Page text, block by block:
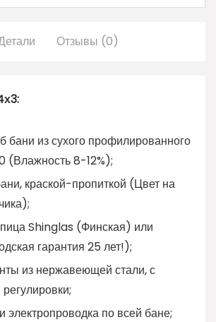
Отзывы (0)
бани из сухого профилированного
(Влажность 8-12%);
краской-пропиткой (Цвет на
Shinglas (Финская) или
гарантия 25 лет!);
из нержавеющей стали, с
по всей бане;